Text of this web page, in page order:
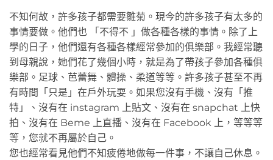
不知何故，許多孩子都需要雛菊。現今的許多孩子有太多的
事情要做。他們也 「不得不 」做各種各樣的事情。除了上
學的日子，他們還有各種各樣經常參加的俱樂部。我經常聽
到母親說，她們花了幾個小時，就是為了帶孩子參加各種俱
樂部。足球、芭蕾舞、體操、柔道等等。許多孩子甚至不再
有時間「只是」在戶外玩耍。如果您沒有手機、沒有「推
特」、沒有在 instagram 上貼文、沒有在 snapchat 上快
拍、沒有在 Beme 上直播、沒有在 Facebook 上，等等等
等，您就不再屬於自己。
您也經常看見他們不知疲倦地做每一件事，不讓自己休息。